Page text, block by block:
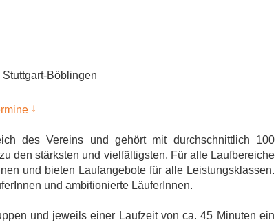
Böblingen
↓
des Vereins und gehört mit durchschnittlich 100
den stärksten und vielfältigsten. Für alle Laufbereiche
und bieten Laufangebote für alle Leistungsklassen.
und ambitionierte LäuferInnen.
und jeweils einer Laufzeit von ca. 45 Minuten ein